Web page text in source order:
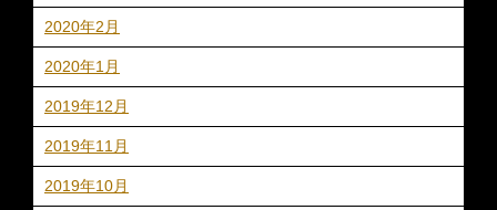
2020年2月
2020年1月
2019年12月
2019年11月
2019年10月